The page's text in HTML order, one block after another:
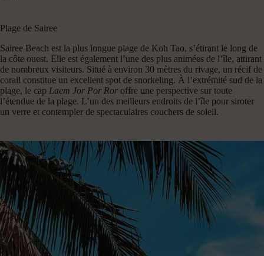
Plage de Sairee
Sairee Beach est la plus longue plage de Koh Tao, s’étirant le long de
la côte ouest. Elle est également l’une des plus animées de l’île, attirant
de nombreux visiteurs. Situé à environ 30 mètres du rivage, un récif de
corail constitue un excellent spot de snorkeling. À l’extrémité sud de la
plage, le cap Laem Jor Por Ror offre une perspective sur toute
l’étendue de la plage. L’un des meilleurs endroits de l’île pour siroter
un verre et contempler de spectaculaires couchers de soleil.